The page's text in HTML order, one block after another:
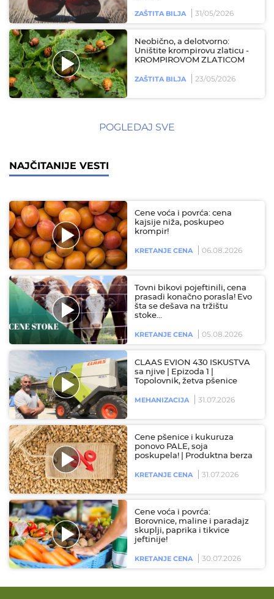
ZAŠTITA BILJA 31/05/2026
Neobično, a delotvorno:
Uništite krompirovu zlaticu -
KROMPIROVOM ZLATICOM
ZAŠTITA BILJA 23/05/2026
POGLEDAJ SVE
NAJČITANIJE VESTI
Cene voća i povrća: cena
kajsije niža, poskupeo
krompir!
KRETANJE CENA 06.08.2026
Tovni bikovi pojeftinili, cena
prasadi konačno porasla! Evo
šta se dešava na tržištu
stoke…
KRETANJE CENA 05.08.2026
CLAAS EVION 430 ISKUSTVA
sa njive | Epizoda 1 |
Topolovnik, žetva pšenice
MEHANIZACIJA 31.07.2026
Cene pšenice i kukuruza
ponovo PALE, soja
poskupela! | Produktna berza
KRETANJE CENA 31.07.2026
Cene voća i povrća:
Borovnice, maline i paradajz
skuplji, paprika i tikvice
jeftinije!
KRETANJE CENA 30.07.2026